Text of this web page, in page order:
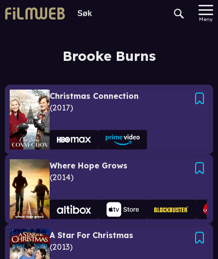
Meny
Brooke Burns
Christmas Connection
2017
Where Hope Grows
2014
A Star For Christmas
2013